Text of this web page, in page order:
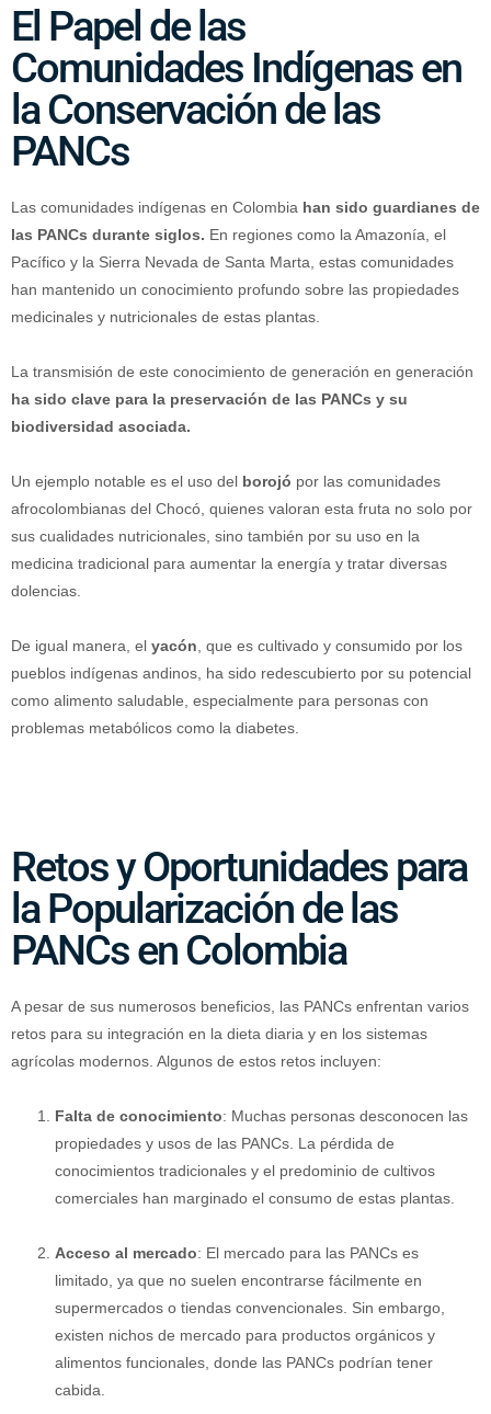
El Papel de las
Comunidades Indígenas en
la Conservación de las
PANCs
Las comunidades indígenas en Colombia han sido guardianes de
las PANCs durante siglos. En regiones como la Amazonía, el
Pacífico y la Sierra Nevada de Santa Marta, estas comunidades
han mantenido un conocimiento profundo sobre las propiedades
medicinales y nutricionales de estas plantas.
La transmisión de este conocimiento de generación en generación
ha sido clave para la preservación de las PANCs y su
biodiversidad asociada.
Un ejemplo notable es el uso del borojó por las comunidades
afrocolombianas del Chocó, quienes valoran esta fruta no solo por
sus cualidades nutricionales, sino también por su uso en la
medicina tradicional para aumentar la energía y tratar diversas
dolencias.
De igual manera, el yacón , que es cultivado y consumido por los
pueblos indígenas andinos, ha sido redescubierto por su potencial
como alimento saludable, especialmente para personas con
problemas metabólicos como la diabetes.
Retos y Oportunidades para
la Popularización de las
PANCs en Colombia
A pesar de sus numerosos beneficios, las PANCs enfrentan varios
retos para su integración en la dieta diaria y en los sistemas
agrícolas modernos. Algunos de estos retos incluyen:
Falta de conocimiento: Muchas personas desconocen las
propiedades y usos de las PANCs. La pérdida de
conocimientos tradicionales y el predominio de cultivos
comerciales han marginado el consumo de estas plantas.
Acceso al mercado: El mercado para las PANCs es
limitado, ya que no suelen encontrarse fácilmente en
supermercados o tiendas convencionales. Sin embargo,
existen nichos de mercado para productos orgánicos y
alimentos funcionales, donde las PANCs podrían tener
cabida.